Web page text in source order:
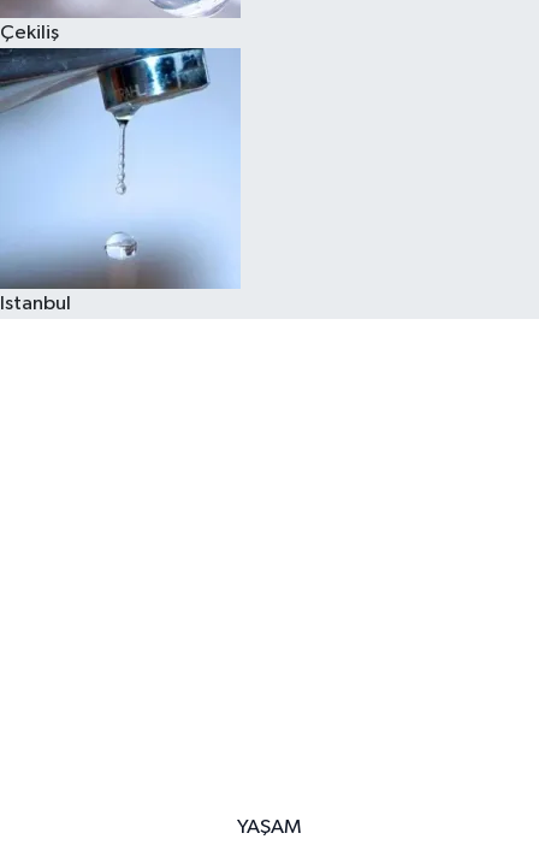
Çekiliş
Istanbul
YAŞAM